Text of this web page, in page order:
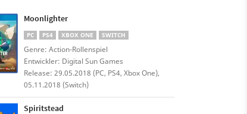
Moonlighter
PC PS4 XBOX ONE SWITCH
Genre: Action-Rollenspiel
Entwickler: Digital Sun Games
Release: 29.05.2018 (PC, PS4, Xbox One),
05.11.2018 (Switch)
Spiritstead